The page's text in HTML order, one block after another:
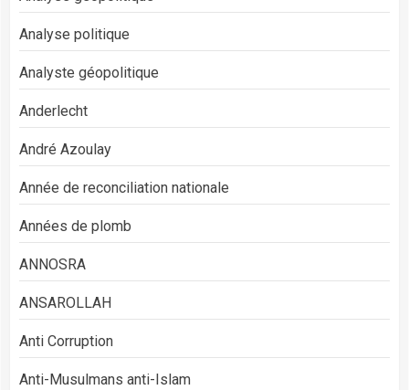
Analyse politique
Analyste géopolitique
Anderlecht
André Azoulay
Année de reconciliation nationale
Années de plomb
ANNOSRA
ANSAROLLAH
Anti Corruption
Anti-Musulmans anti-Islam